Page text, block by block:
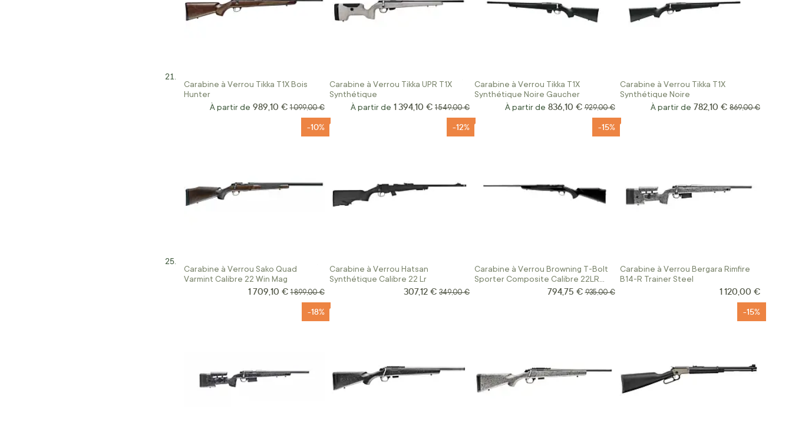
Carabine à Verrou Tikka T1X Bois
Hunter
À partir de 989,10 € Prix normal
1 099,00 €
Carabine à Verrou Tikka UPR T1X
Synthétique
À partir de 1 394,10 € Prix normal
1 549,00 €
Carabine à Verrou Tikka T1X
Synthétique Noire Gaucher
À partir de 836,10 € Prix normal
929,00 €
Carabine à Verrou Tikka T1X
Synthétique Noire
À partir de 782,10 € Prix normal
869,00 €
Carabine à Verrou Sako Quad
Varmint Calibre 22 Win Mag
-10%
Prix Spécial
1 709,10 € Prix normal
1 899,00 €
Carabine à Verrou Hatsan
Synthétique Calibre 22 Lr
-12%
Prix Spécial
307,12 € Prix normal
349,00 €
Carabine à Verrou Browning T-Bolt
Sporter Composite Calibre 22LR
-15%
Prix Spécial
794,75 € Prix normal
935,00 €
Carabine à Verrou Bergara Rimfire
B14-R Trainer Steel
1 120,00 €
-18% -15%